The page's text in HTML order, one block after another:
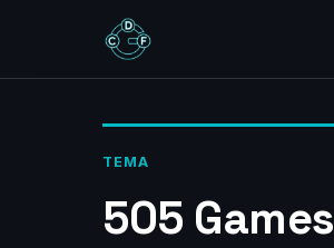
TEMA
505 Games